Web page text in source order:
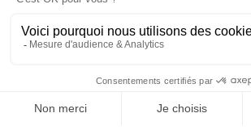
JE M'ABONNE